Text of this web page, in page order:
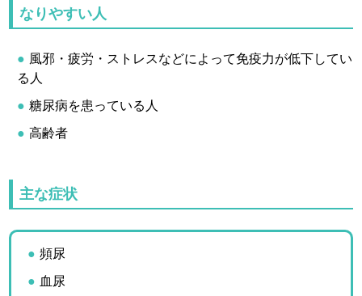
なりやすい人
風邪・疲労・ストレスなどによって免疫力が低下してい
る人
糖尿病を患っている人
高齢者
主な症状
頻尿
血尿